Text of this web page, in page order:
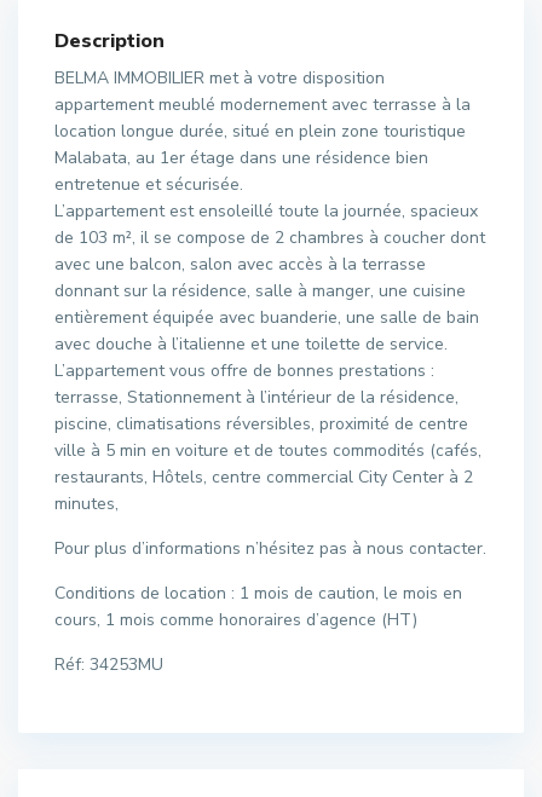
Description
BELMA IMMOBILIER met à votre disposition
appartement meublé modernement avec terrasse à la
location longue durée, situé en plein zone touristique
Malabata, au 1er étage dans une résidence bien
entretenue et sécurisée.
L’appartement est ensoleillé toute la journée, spacieux
de 103 m², il se compose de 2 chambres à coucher dont
avec une balcon, salon avec accès à la terrasse
donnant sur la résidence, salle à manger, une cuisine
entièrement équipée avec buanderie, une salle de bain
avec douche à l’italienne et une toilette de service.
L’appartement vous offre de bonnes prestations :
terrasse, Stationnement à l’intérieur de la résidence,
piscine, climatisations réversibles, proximité de centre
ville à 5 min en voiture et de toutes commodités (cafés,
restaurants, Hôtels, centre commercial City Center à 2
minutes,
Pour plus d’informations n’hésitez pas à nous contacter.
Conditions de location : 1 mois de caution, le mois en
cours, 1 mois comme honoraires d’agence (HT)
Réf: 34253MU